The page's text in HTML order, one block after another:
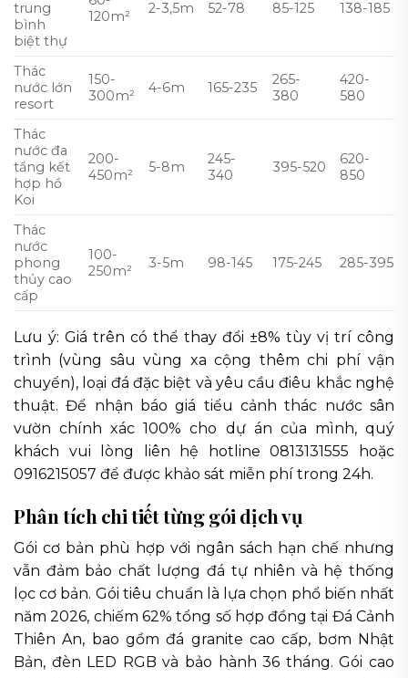
trung
bình
biệt thự
120m²
2-3,5m 52-78 85-125 138-185
Thác
nước lớn
resort
150-
300m²
4-6m 165-235
265-
380
420-
580
Thác
nước đa
tầng kết
hợp hồ
Koi
200-
450m²
5-8m
245-
340
395-520
620-
850
Thác
nước
phong
thủy cao
cấp
100-
250m²
3-5m 98-145 175-245 285-395
Lưu ý: Giá trên có thể thay đổi ±8% tùy vị trí công
trình (vùng sâu vùng xa cộng thêm chi phí vận
chuyển), loại đá đặc biệt và yêu cầu điêu khắc nghệ
thuật. Để nhận báo giá tiểu cảnh thác nước sân
vườn chính xác 100% cho dự án của mình, quý
khách vui lòng liên hệ hotline 0813131555 hoặc
0916215057 để được khảo sát miễn phí trong 24h.
Phân tích chi tiết từng gói dịch vụ
Gói cơ bản phù hợp với ngân sách hạn chế nhưng
vẫn đảm bảo chất lượng đá tự nhiên và hệ thống
lọc cơ bản. Gói tiêu chuẩn là lựa chọn phổ biến nhất
năm 2026, chiếm 62% tổng số hợp đồng tại Đá Cảnh
Thiên An, bao gồm đá granite cao cấp, bơm Nhật
Bản, đèn LED RGB và bảo hành 36 tháng. Gói cao